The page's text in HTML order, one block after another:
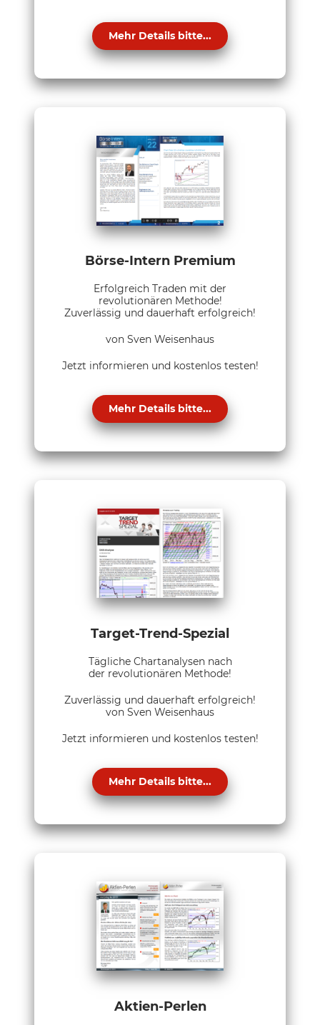
Mehr Details bitte...
Börse-Intern Premium
Erfolgreich Traden mit der
revolutionären Methode!
Zuverlässig und dauerhaft erfolgreich!
von Sven Weisenhaus
Jetzt informieren und kostenlos testen!
Mehr Details bitte...
Target-Trend-Spezial
Tägliche Chartanalysen nach
der revolutionären Methode!
Zuverlässig und dauerhaft erfolgreich!
von Sven Weisenhaus
Jetzt informieren und kostenlos testen!
Mehr Details bitte...
Aktien-Perlen